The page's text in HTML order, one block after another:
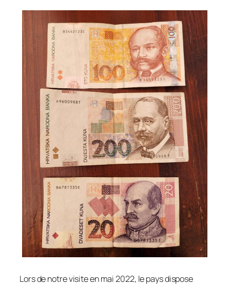
Lors de notre visite en mai 2022, le pays dispose